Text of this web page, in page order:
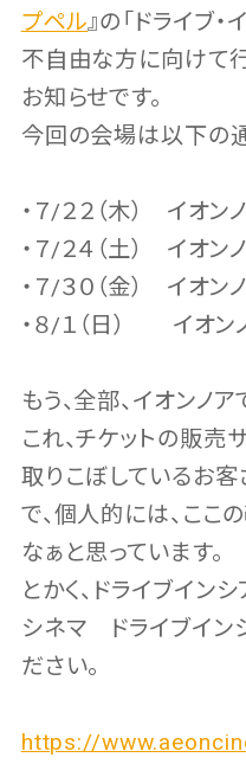
プペル』の「ドライブ
不自由な方に向けて行
お知らせです。
今回の会場は以下の
・７/２２（木） イオン
・７/２４（土） イオン
・７/３０（金） イオン
・８/１（日） イオン
もう、全部、イオンノア
これ、チケットの販売
取りこぼしているお
で、個人的には、ここ
なぁと思っています。
とかく、ドライブイン
シネマ ドライブイン
ださい。
https://